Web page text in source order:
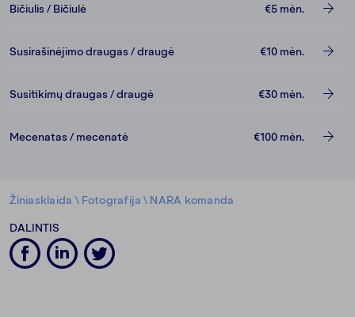
Bičiulis / Bičiulė €5 mėn.
Susirašinėjimo draugas / draugė €10 mėn.
Susitikimų draugas / draugė €30 mėn.
Mecenatas / mecenatė €100 mėn.
Žiniasklaida \ Fotografija \ NARA komanda
DALINTIS